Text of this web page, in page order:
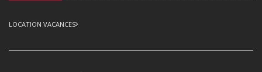
LOCATION VACANCES